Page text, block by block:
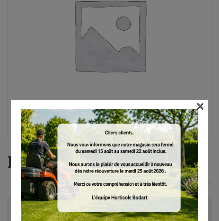
FS-KM GSB 230-2
Avis (0)
×